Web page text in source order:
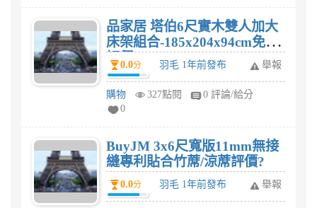
品家居 塔伯6尺實木雙人加大
床架組合-185x204x94cm免組
評價?
0.0分 羽毛 1年前發布 舉報
購物 327點閱
0 評論/給分
0
BuyJM 3x6尺寬版11mm無接
縫專利貼合竹蓆/涼蓆評價?
0.0分 羽毛 1年前發布 舉報